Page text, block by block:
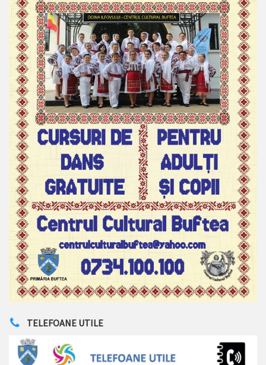
TELEFOANE UTILE